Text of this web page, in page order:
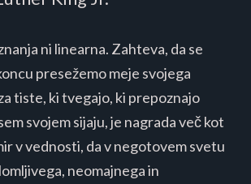
ni linearna. Zahteva, da se
presežemo meje svojega
tiste, ki tvegajo, ki prepoznajo
svojem sijaju, je nagrada več kot
v vednosti, da v negotovem svetu
neomajnega in